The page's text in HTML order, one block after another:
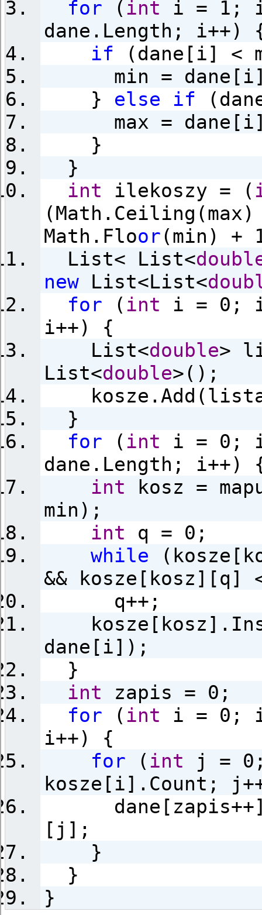
for ( int i = 1;
dane.Length; i++)
if (dane[i] <
min =
} else if
max =
}
}
int ilekoszy = (
Math.Floor(min) +
List< List<
new List<List<
for ( int i = 0; i
i++) {
List<double>
List<double>();
}
for ( int i = 0;
dane.Length; i++)
int kosz =
min);
int q = 0;
while
&& kosze[kosz][q]
q++;
dane[i]);
}
int zapis = 0;
for ( int i = 0; i
i++) {
for ( int j =
kosze[i].Count;
dane[zapis++]
[j];
}
}
}